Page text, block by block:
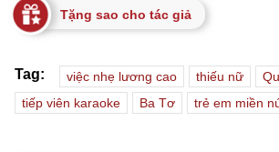
Tặng sao cho tác giả
Tag: việc nhẹ lương cao thiếu nữ
tiếp viên karaoke
Ba Tơ trẻ em miền